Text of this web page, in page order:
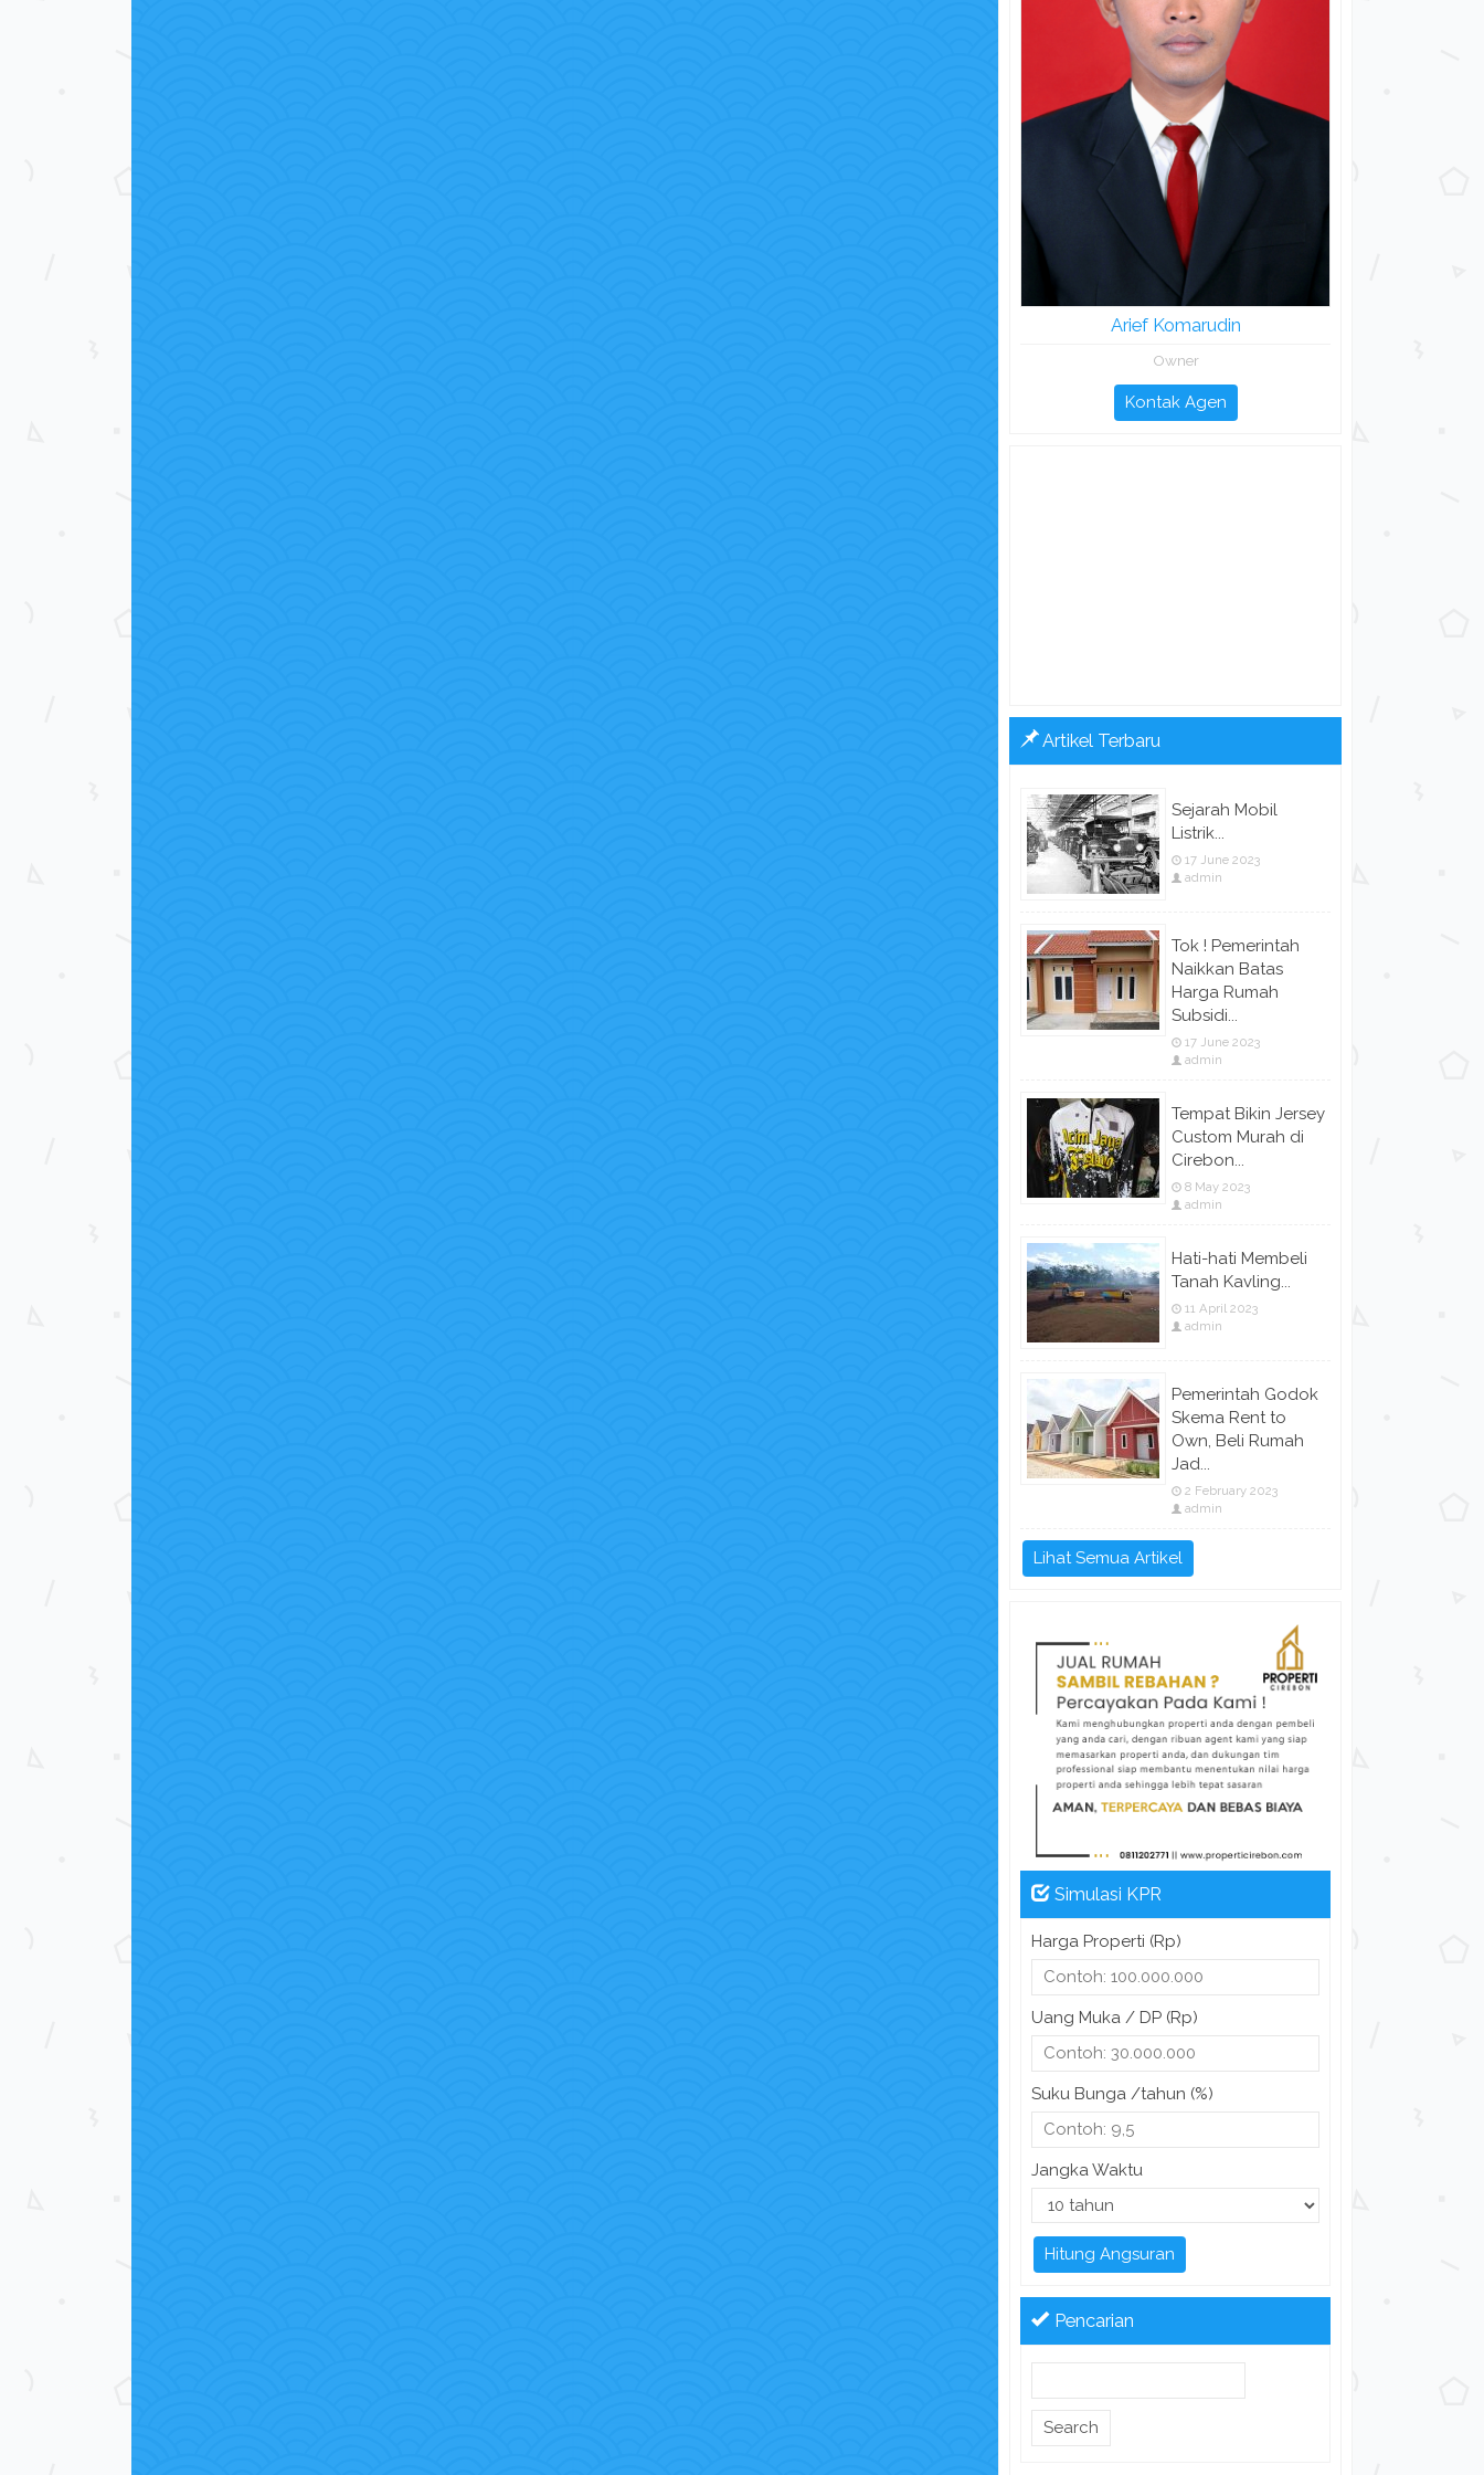
Arief Komarudin
Owner
Kontak Agen
Artikel Terbaru
Sejarah Mobil
Listrik...
17 June 2023
admin
Tok ! Pemerintah
Naikkan Batas
Harga Rumah
Subsidi...
17 June 2023
admin
Tempat Bikin Jersey
Custom Murah di
Cirebon...
8 May 2023
admin
Hati-hati Membeli
Tanah Kavling...
11 April 2023
admin
Pemerintah Godok
Skema Rent to
Own, Beli Rumah
Jad...
2 February 2023
admin
Lihat Semua Artikel
Simulasi KPR
Harga Properti (Rp)
Uang Muka / DP (Rp)
Suku Bunga /tahun (%)
Jangka Waktu
Hitung Angsuran
Pencarian
Search